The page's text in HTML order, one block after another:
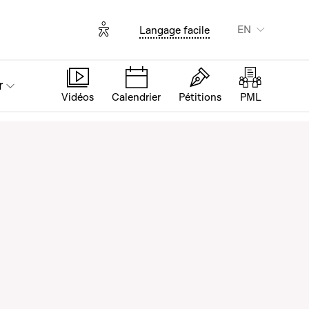
Options d'accessibilité
Langage facile EN
Vidéos Calendrier Pétitions PML